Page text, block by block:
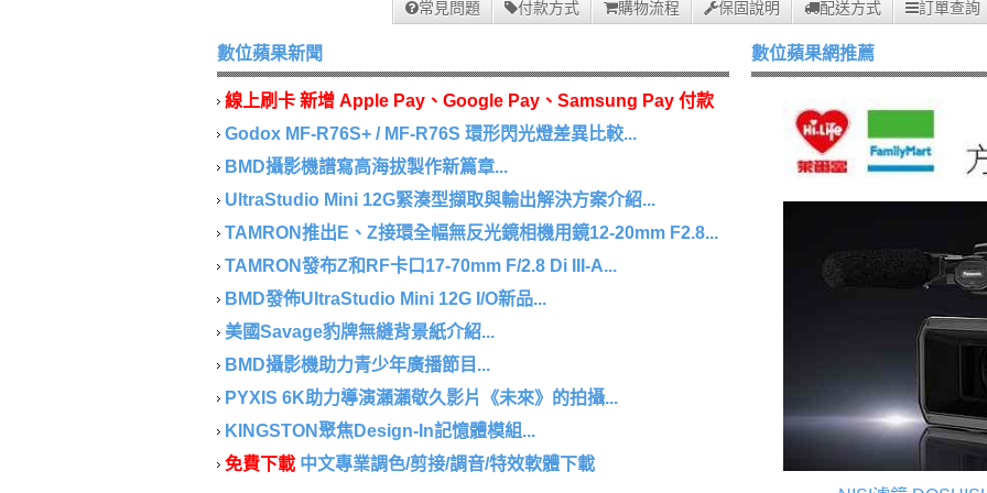
常見問題 付款方式 購物流程 保固說明 配送方式 訂單查詢
數位蘋果新聞
線上刷卡 新增 Apple Pay、Google Pay、Samsung Pay 付款
Godox MF-R76S+ / MF-R76S 環形閃光燈差異比較...
BMD攝影機譜寫高海拔製作新篇章...
UltraStudio Mini 12G緊湊型擷取與輸出解決方案介紹...
TAMRON推出E、Z接環全幅無反光鏡相機用鏡12-20mm F2.8...
TAMRON發布Z和RF卡口17-70mm F/2.8 Di III-A...
BMD發佈UltraStudio Mini 12G I/O新品...
美國Savage豹牌無縫背景紙介紹...
BMD攝影機助力青少年廣播節目...
PYXIS 6K助力導演瀨瀨敬久影片《未來》的拍攝...
KINGSTON聚焦Design-In記憶體模組...
免費下載 中文專業調色/剪接/調音/特效軟體下載
數位蘋果網推薦